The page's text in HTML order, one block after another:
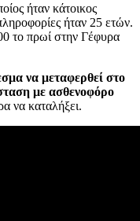
ήταν κάτοικος
ήταν 25 ετών.
το πρωί στην Γέφυρα
να μεταφερθεί στο
με ασθενοφόρο
να καταλήξει.